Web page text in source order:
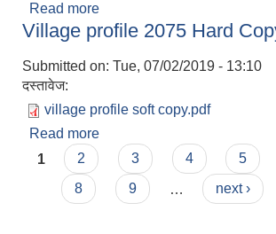
Read more
Village profile 2075 Hard
Submitted on: Tue, 07/02/2019 - 13:10
दस्तावेज:
village profile soft copy.pdf
Read more
Pages
1 2 3 4 5
8
9 next ›